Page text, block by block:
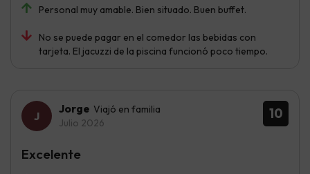
Personal muy amable. Bien situado. Buen buffet.
No se puede pagar en el comedor las bebidas con
tarjeta. El jacuzzi de la piscina funcionó poco tiempo.
10
Jorge Viajó en familia
Julio 2026
Excelente